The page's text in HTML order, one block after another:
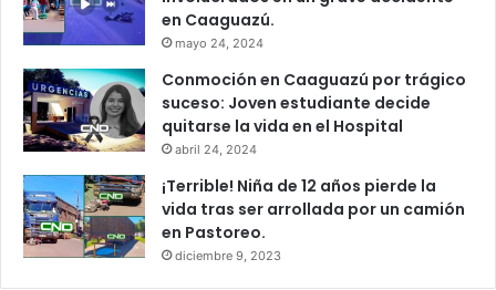
en Caaguazú.
mayo 24, 2024
Conmoción en Caaguazú por trágico
suceso: Joven estudiante decide
quitarse la vida en el Hospital
abril 24, 2024
¡Terrible! Niña de 12 años pierde la
vida tras ser arrollada por un camión
en Pastoreo.
diciembre 9, 2023